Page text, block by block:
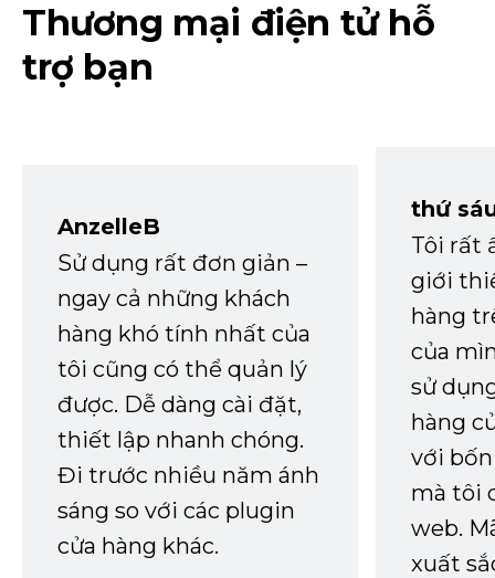
Thương mại điện tử hỗ
trợ bạn
AnzelleB
Sử dụng rất đơn giản –
ngay cả những khách
hàng khó tính nhất của
tôi cũng có thể quản lý
được. Dễ dàng cài đặt,
thiết lập nhanh chóng.
Đi trước nhiều năm ánh
sáng so với các plugin
cửa hàng khác.
thứ
Tôi rất
giới
hàng
của
sử
hàng
với
mà tôi
web.
xuất